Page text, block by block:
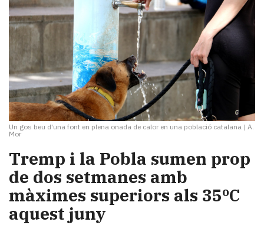
Un gos beu d'una font en plena onada de calor en una població catalana | A.
Mor
Tremp i la Pobla sumen prop
de dos setmanes amb
màximes superiors als 35ºC
aquest juny